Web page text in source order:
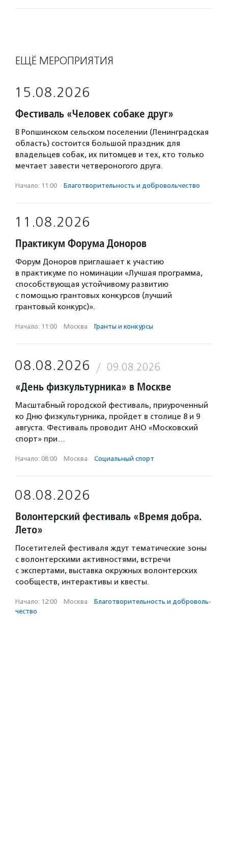
ЕЩЁ МЕРОПРИЯТИЯ
15.08.2026
Фестиваль «Человек собаке друг»
В Ропшинском сельском поселении (Ленинградская
область) состоится большой праздник для
владельцев собак, их питомцев и тех, кто только
мечтает завести четвероногого друга.
Начало: 11:00 · Благотвори­тель­ность и доброволь­чест­во
11.08.2026
Практикум Форума Доноров
Форум Доноров приглашает к участию
в практикуме по номинации «Лучшая программа,
способствующая устойчивому развитию
с помощью грантовых конкурсов (лучший
грантовый конкурс)».
Начало: 11:00 · Москва · Гранты и конкурсы
08.08.2026 09.08.2026
«День физкультурника» в Москве
Масштабный городской фестиваль, приуроченный
ко Дню физкультурника, пройдет в столице 8 и 9
августа. Фестиваль проводит АНО «Московский
спорт» при…
Начало: 08:00 · Москва · Социальный спорт
08.08.2026
Волонтерский фестиваль «Время добра.
Лето»
Посетителей фестиваля ждут тематические зоны
с волонтерскими активностями, встречи
с экспертами, выставка окружных волонтерских
сообществ, интерактивы и квесты.
Начало: 12:00 · Москва · Благотвори­тель­ность и доброволь­
чест­во